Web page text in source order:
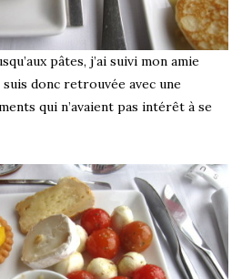
pâtes, j’ai suivi mon amie
donc retrouvée avec une
qui n’avaient pas intérêt à se